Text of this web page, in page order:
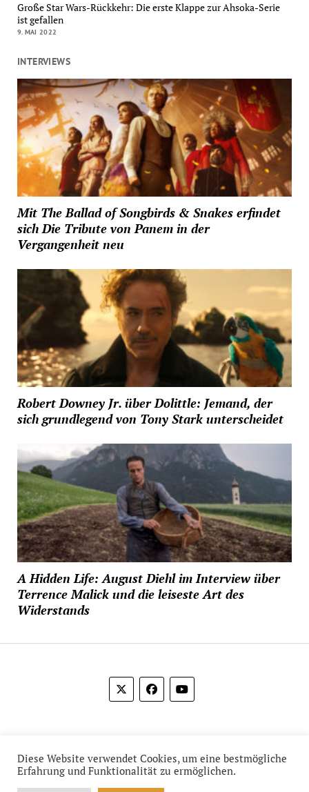
Große Star Wars-Rückkehr: Die erste Klappe zur Ahsoka-Serie
ist gefallen
9. MAI 2022
INTERVIEWS
Mit The Ballad of Songbirds & Snakes erfindet
sich Die Tribute von Panem in der
Vergangenheit neu
Robert Downey Jr. über Dolittle: Jemand, der
sich grundlegend von Tony Stark unterscheidet
A Hidden Life: August Diehl im Interview über
Terrence Malick und die leiseste Art des
Widerstands
Diese Website verwendet Cookies, um eine bestmögliche
Erfahrung und Funktionalität zu ermöglichen.